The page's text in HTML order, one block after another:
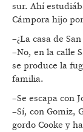
sur. Ahí
Cámpora hijo
–¿La casa de
–No, en la calle
se produce la
familia.
–Se escapa con
–Sí, con Gomiz,
gordo Cooke y